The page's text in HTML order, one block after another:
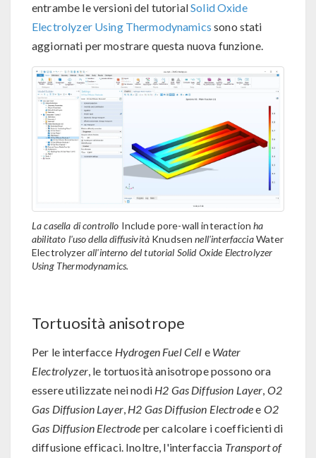
entrambe le versioni del tutorialSolid Oxide
Electrolyzer Using Thermodynamics sono stati
aggiornati per mostrare questa nuova funzione.
La casella di controllo Include pore-wall interaction ha
abilitato l'uso della diffusività Knudsen nell'interfacciaWater
Electrolyzerall'interno del tutorial Solid Oxide Electrolyzer
Using Thermodynamics.
Tortuosità anisotrope
Per le interfacce Hydrogen Fuel Cell e Water
Electrolyzer, le tortuosità anisotrope possono ora
essere utilizzate nei nodi H2 Gas Diffusion Layer O2
Gas Diffusion Layer, H2 Gas Diffusion Electrodee O2
Gas Diffusion Electrode per calcolare i coefficienti di
diffusione efficaci. Inoltre, l'interfaccia Transport of